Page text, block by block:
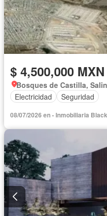
$ 4,500,000 MXN
Bosques de Castilla,
Electricidad
Seguridad
08/07/2026 en - Inmobiliaria